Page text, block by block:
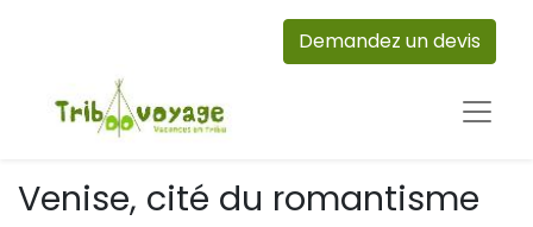
Demandez un devis
Venise, cité du romantisme